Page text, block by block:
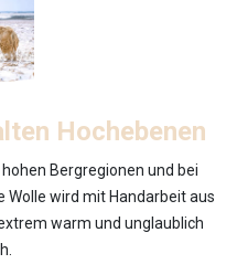
Hochebenen
Bergregionen und bei
Wolle wird mit Handarbeit aus
warm und unglaublich